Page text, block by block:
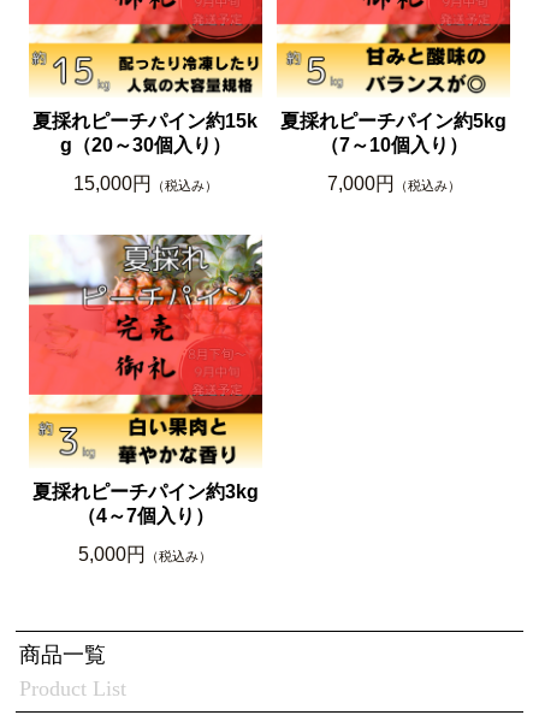
夏採れピーチパイン約15k
g（20～30個入り）
15,000円
（税込み）
夏採れピーチパイン約5kg
（7～10個入り）
7,000円
（税込み）
夏採れピーチパイン約3kg
（4～7個入り）
5,000円
（税込み）
Product List
商品一覧